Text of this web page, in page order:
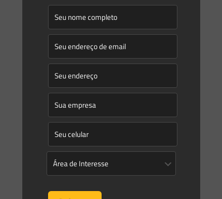
0 Read more
Prev page
1 2 3 4 5 6 7
8
10 11
17
18 19 20 21 22 23
24
35
41
42 43 44 45 46 47
48
49
50 51 52